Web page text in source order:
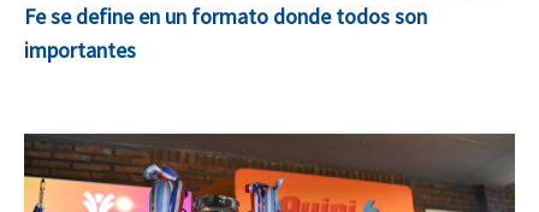
Fe se define en un formato donde todos son
importantes